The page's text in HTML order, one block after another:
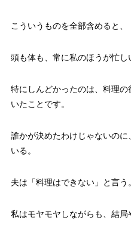
こういうものを全部含めると、
頭も体も、常に私のほうが忙し
特にしんどかったのは、料理
いたことです。
誰かが決めたわけじゃないの
いる。
夫は「料理はできない」と言う。
私はモヤモヤしながらも、結局